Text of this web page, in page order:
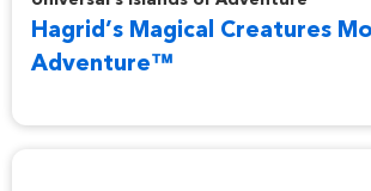
Hagrid’s Magical Creatures
Adventure™